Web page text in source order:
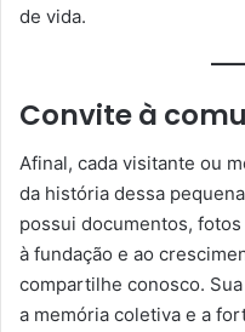
de vida.
Convite à
Afinal, cada visitante ou
da história dessa
possui documentos,
à fundação e ao
compartilhe conosco.
a memória coletiva e a